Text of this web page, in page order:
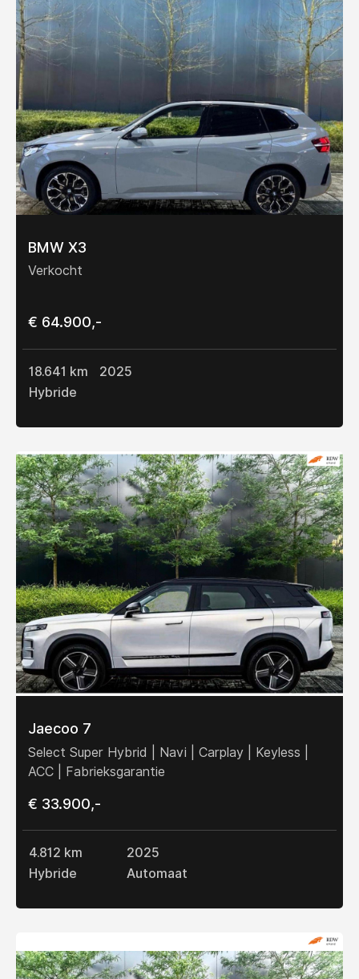
BMW X3
Verkocht
€ 64.900,-
18.641 km
2025
Hybride
Jaecoo 7
Select Super Hybrid | Navi | Carplay | Keyless |
ACC | Fabrieksgarantie
€ 33.900,-
4.812 km
2025
Hybride
Automaat